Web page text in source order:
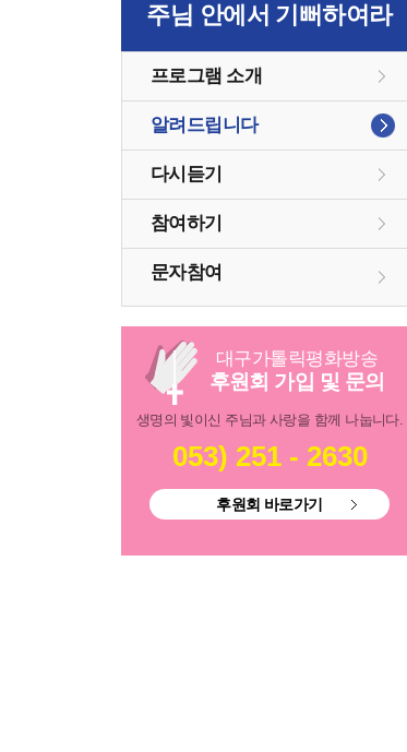
주님 안에서 기뻐하여라
프로그램 소개
알려드립니다
다시듣기
참여하기
문자참여
대구가톨릭평화방송
후원회 가입 및 문의
생명의 빛이신 주님과 사랑을 함께 나눕니다.
053) 251 - 2630
후원회 바로가기